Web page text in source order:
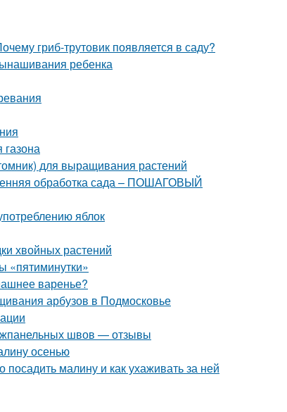
гриб-трутовик появляется в саду?
ребенка
для выращивания растений
обработка сада – ПОШАГОВЫЙ
яблок
хвойных растений
«пятиминутки»
варенье?
арбузов в Подмосковье
швов — отзывы
осенью
малину и как ухаживать за ней